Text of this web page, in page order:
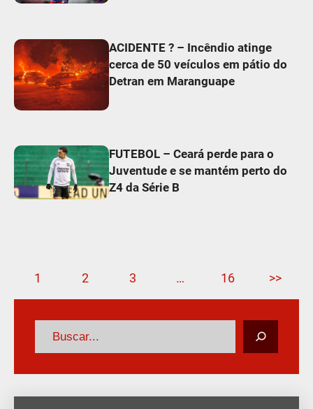
ACIDENTE ? – Incêndio atinge
cerca de 50 veículos em pátio do
Detran em Maranguape
FUTEBOL – Ceará perde para o
Juventude e se mantém perto do
Z4 da Série B
1 2 3 … 16 >>
e
s